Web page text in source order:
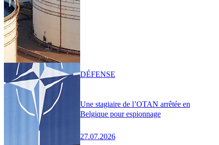
Une stagiaire de l’OTAN arrêtée en
Belgique pour espionnage
27.07.2026
DÉFENSE